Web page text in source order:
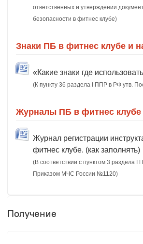
ответственных и утверждении
безопасности в фитнес клубе)
Знаки ПБ в фитнес клубе и
«Какие знаки где
(К пункту 36 раздела I ППР в РФ утв.
Журналы ПБ в фитнес клубе
Журнал регистрации
фитнес клубе. (как заполнять)
(В соответствии с пунктом 3 раздела
Приказом МЧС России №1120)
Получение